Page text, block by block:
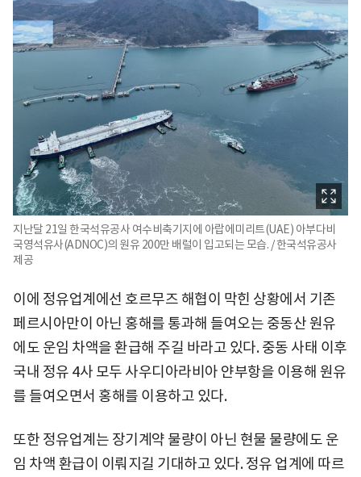
지난달 21일 한국석유공사 여수비축기지에 아랍에미리트(UAE) 아부다비
국영석유사(ADNOC)의 원유 200만 배럴이 입고되는 모습. / 한국석유공사
제공
이에 정유업계에선 호르무즈 해협이 막힌 상황에서 기존
페르시아만이 아닌 홍해를 통과해 들여오는 중동산 원유
에도 운임 차액을 환급해 주길 바라고 있다. 중동 사태 이후
국내 정유 4사 모두 사우디아라비아 얀부항을 이용해 원유
를 들여오면서 홍해를 이용하고 있다.
또한 정유업계는 장기계약 물량이 아닌 현물 물량에도 운
임 차액 환급이 이뤄지길 기대하고 있다. 정유 업계에 따르